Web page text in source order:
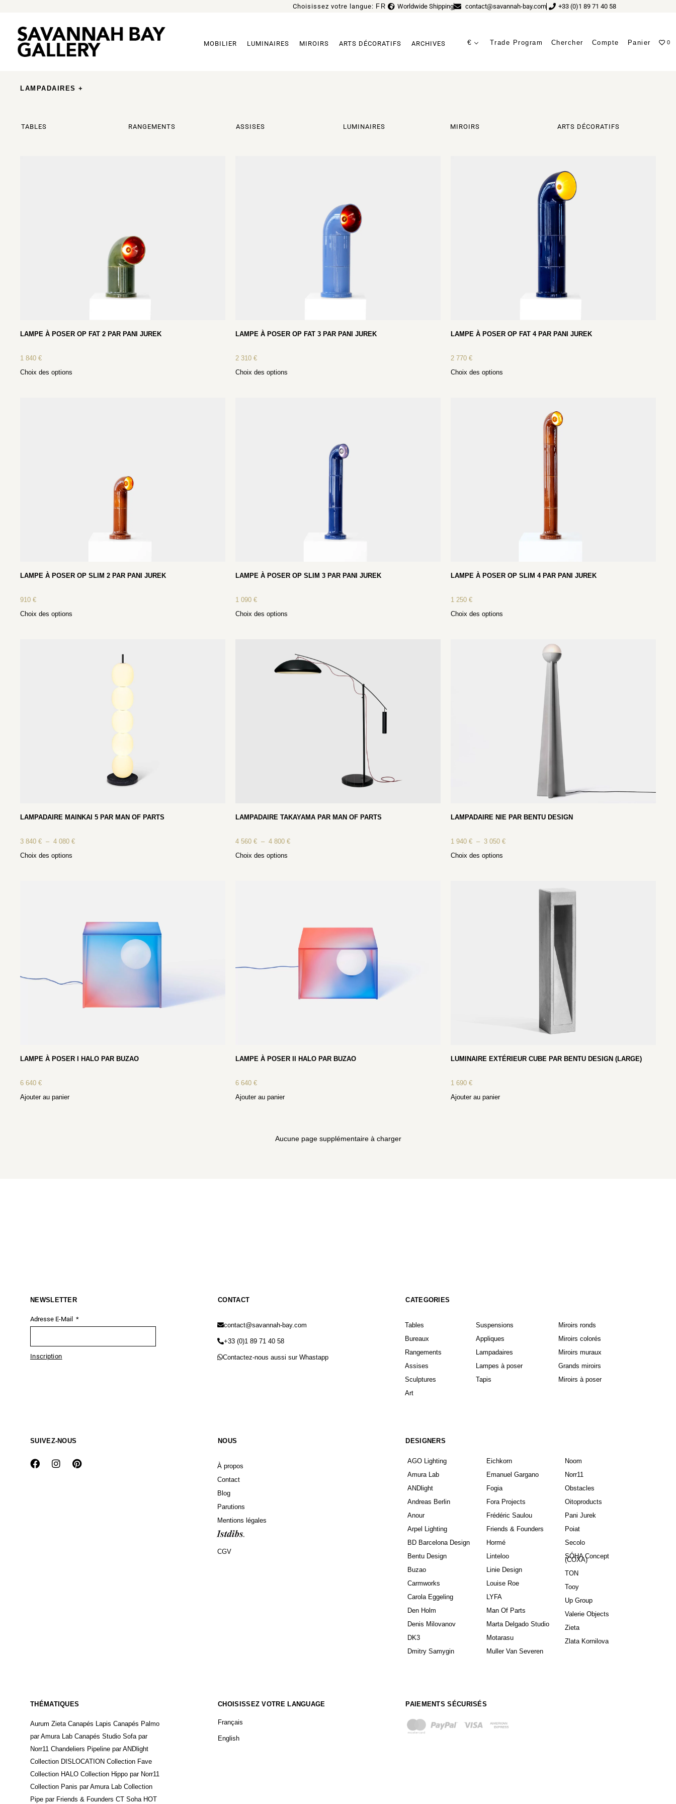
Choisissez votre langue: FR
EN Worldwide Shipping contact@savannah-bay.com +33 (0)1 89 71 40 58
MOBILIER LUMINAIRES MIROIRS ARTS DÉCORATIFS ARCHIVES € Trade Program Chercher Compte Panier 0
LAMPADAIRES +
TABLES RANGEMENTS ASSISES LUMINAIRES MIROIRS ARTS DÉCORATIFS
LAMPE À POSER OP FAT 2 PAR PANI JUREK
1 840€
Choix des options
LAMPE À POSER OP FAT 3 PAR PANI JUREK
2 310€
Choix des options
LAMPE À POSER OP FAT 4 PAR PANI JUREK
2 770 €
Choix des options
LAMPE À POSER OP SLIM 2 PAR PANI JUREK
910€
Choix des options
LAMPE À POSER OP SLIM 3 PAR PANI JUREK
1 090€
Choix des options
LAMPE À POSER OP SLIM 4 PAR PANI JUREK
1 250 €
Choix des options
LAMPADAIRE MAINKAI 5 PAR MAN OF PARTS
3 840€ – 4 080€
Choix des options
LAMPADAIRE TAKAYAMA PAR MAN OF PARTS
4 560€ – 4 800€
Choix des options
LAMPADAIRE NIE PAR BENTU DESIGN
1 940 € – 3 050 €
Choix des options
LAMPE À POSER I HALO PAR BUZAO
6 640€
Ajouter au panier
LAMPE À POSER II HALO PAR BUZAO
6 640€
Ajouter au panier
LUMINAIRE EXTÉRIEUR CUBE PAR BENTU DESIGN (LARGE)
1 690 €
Ajouter au panier
Aucune page supplémentaire à charger
NEWSLETTER
Adresse E-Mail
Inscription
CONTACT
contact@savannah-bay.com
+33 (0)1 89 71 40 58
Contactez-nous aussi sur Whastapp
CATEGORIES
Tables
Bureaux
Rangements
Assises
Sculptures
Art
Suspensions
Appliques
Lampadaires
Lampes à poser
Tapis
Miroirs ronds
Miroirs colorés
Miroirs muraux
Grands miroirs
Miroirs à poser
SUIVEZ-NOUS NOUS
À propos
Contact
Blog
Parutions
Mentions légales
CGV
DESIGNERS
AGO Lighting
Amura Lab
ANDlight
Andreas Berlin
Anour
Arpel Lighting
BD Barcelona Design
Bentu Design
Buzao
Carmworks
Carola Eggeling
Den Holm
Denis Milovanov
DK3
Dmitry Samygin
Eichkorn
Emanuel Gargano
Fogia
Fora Projects
Frédéric Saulou
Friends & Founders
Hormé
Linteloo
Linie Design
Louise Roe
LYFA
Man Of Parts
Marta Delgado Studio
Motarasu
Muller Van Severen
Noom
Norr11
Obstacles
Oitoproducts
Pani Jurek
Poiat
Secolo
SÓHA Concept
(COXA)
TON
Tooy
Up Group
Valerie Objects
Zieta
Zlata Kornilova
THÉMATIQUES
Aurum Zieta Canapés Lapis Canapés Palmo
par Amura Lab Canapés Studio Sofa par
Norr11 Chandeliers Pipeline par ANDlight
Collection DISLOCATION Collection Fave
Collection HALO Collection Hippo par Norr11
Collection Panis par Amura Lab Collection
Pipe par Friends & Founders CT Soha HOT
CHOISISSEZ VOTRE LANGUAGE
Français
English
PAIEMENTS SÉCURISÉS